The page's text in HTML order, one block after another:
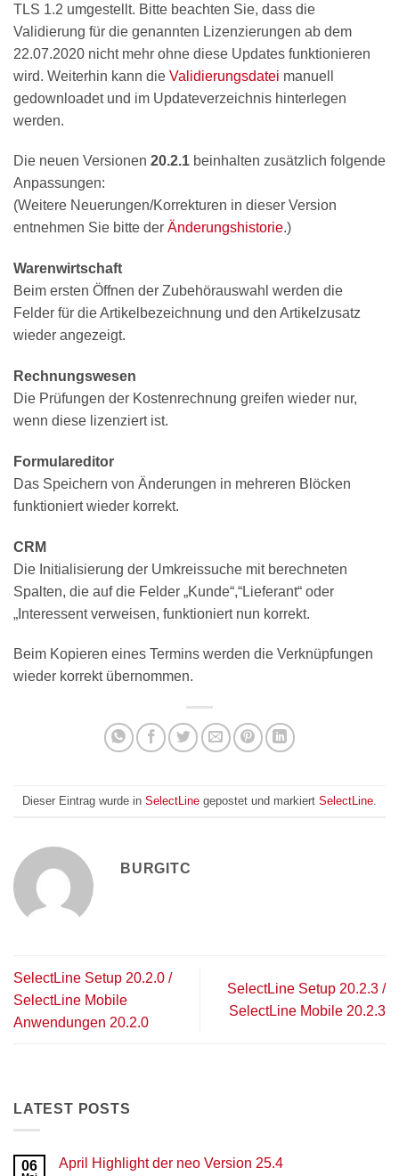
TLS 1.2 umgestellt. Bitte beachten Sie, dass die
Validierung für die genannten Lizenzierungen ab dem
22.07.2020 nicht mehr ohne diese Updates funktionieren
wird. Weiterhin kann die Validierungsdatei manuell
gedownloadet und im Updateverzeichnis hinterlegen
werden.
Die neuen Versionen 20.2.1 beinhalten zusätzlich folgende
Anpassungen:
(Weitere Neuerungen/Korrekturen in dieser Version
entnehmen Sie bitte der Änderungshistorie.)
Warenwirtschaft
Beim ersten Öffnen der Zubehörauswahl werden die
Felder für die Artikelbezeichnung und den Artikelzusatz
wieder angezeigt.
Rechnungswesen
Die Prüfungen der Kostenrechnung greifen wieder nur,
wenn diese lizenziert ist.
Formulareditor
Das Speichern von Änderungen in mehreren Blöcken
funktioniert wieder korrekt.
CRM
Die Initialisierung der Umkreissuche mit berechneten
Spalten, die auf die Felder „Kunde“,“Lieferant“ oder
„Interessent verweisen, funktioniert nun korrekt.
Beim Kopieren eines Termins werden die Verknüpfungen
wieder korrekt übernommen.
Dieser Eintrag wurde in SelectLine gepostet und markiert SelectLine
BURGITC
SelectLine Setup 20.2.0 /
SelectLine Mobile
Anwendungen 20.2.0
SelectLine Setup 20.2.3 /
SelectLine Mobile 20.2.3
LATEST POSTS
06 April Highlight der neo Version 25.4